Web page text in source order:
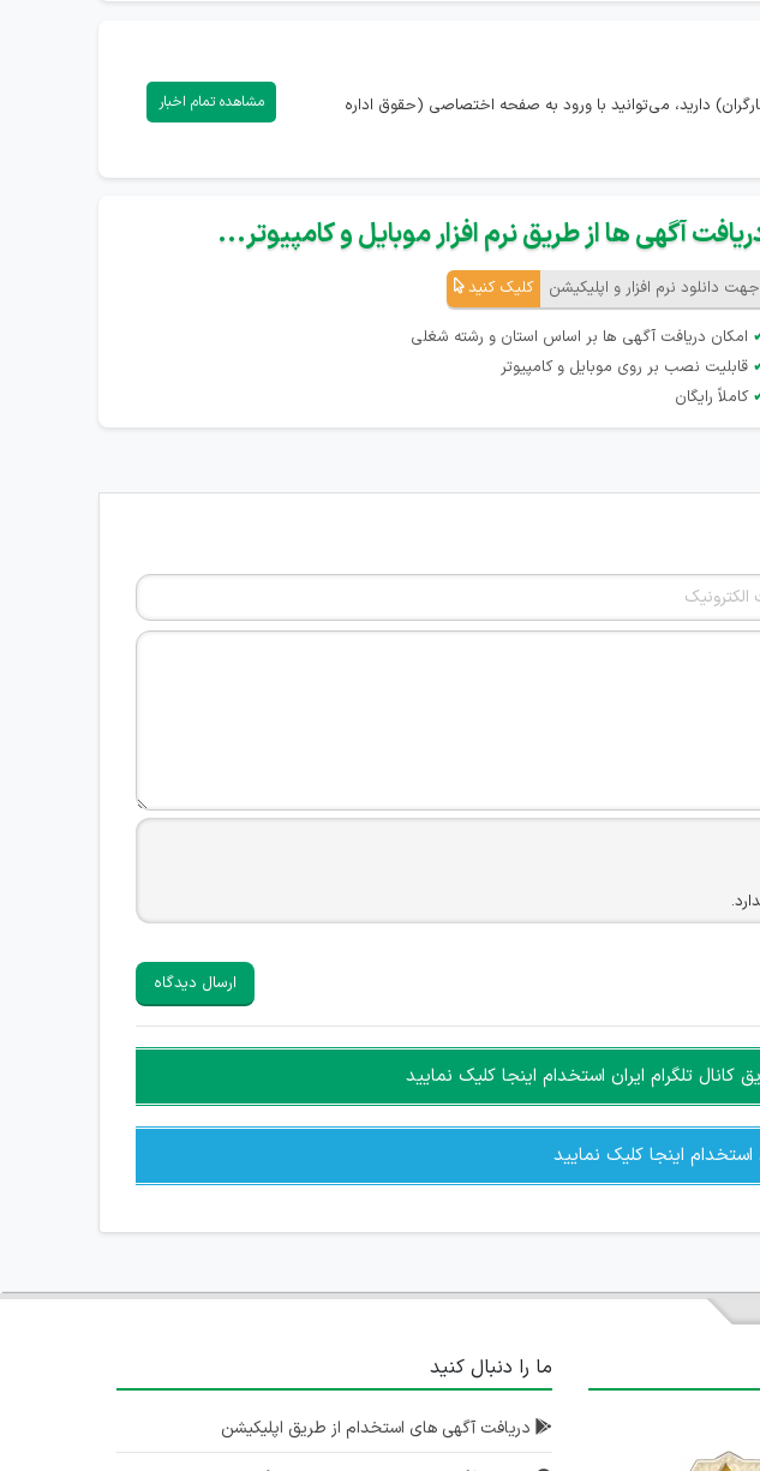
اخبار و اطلاعیه‌های (حقوق اداره کار 1405 | جدول حقوق کارگران) دارید، می‌توانید با ورود به صفحه اختصاصی (حقوق اداره
مشاهده تمام اخبار
آگهی ها از طریق نرم افزار موبایل و کامپیوتر...
جهت دانلود نرم افزار و اپلیکیشن کلیک کنید
امکان دریافت آگهی ها بر اساس استان و رشته شغلی
قابلیت نصب بر روی موبایل و کامپیوتر
کاملاً رایگان
ارسال دیدگاه
تلگرام ایران استخدام اینجا کلیک نمایید
اینجا کلیک نمایید
ما را دنبال کنید
دریافت آگهی های استخدام از طریق اپلیکیشن